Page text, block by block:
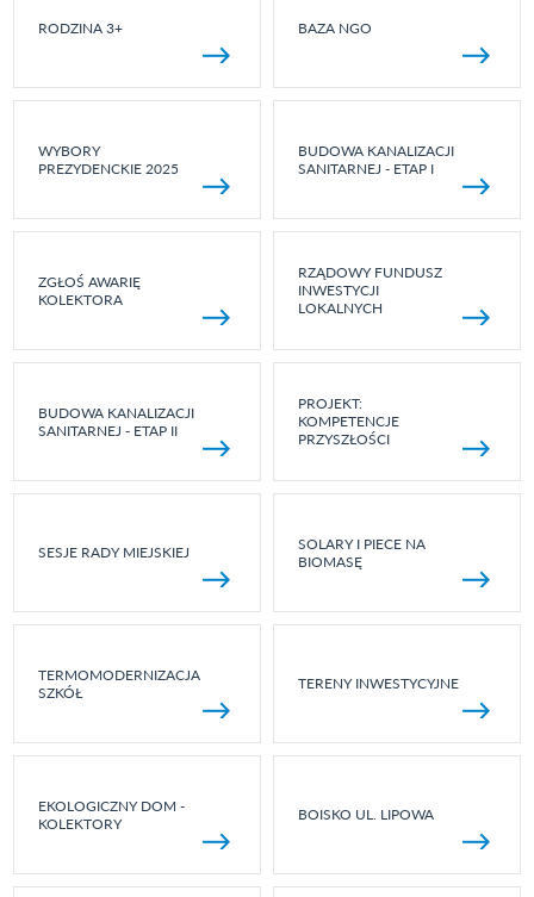
RODZINA 3+ BAZA NGO
WYBORY
PREZYDENCKIE 2025
BUDOWA KANALIZACJI
SANITARNEJ - ETAP I
ZGŁOŚ AWARIĘ
KOLEKTORA
RZĄDOWY FUNDUSZ
INWESTYCJI
LOKALNYCH
BUDOWA KANALIZACJI
SANITARNEJ - ETAP II
PROJEKT:
KOMPETENCJE
PRZYSZŁOŚCI
SESJE RADY MIEJSKIEJ
SOLARY I PIECE NA
BIOMASĘ
TERMOMODERNIZACJA
SZKÓŁ
TERENY INWESTYCYJNE
EKOLOGICZNY DOM -
KOLEKTORY
BOISKO UL. LIPOWA